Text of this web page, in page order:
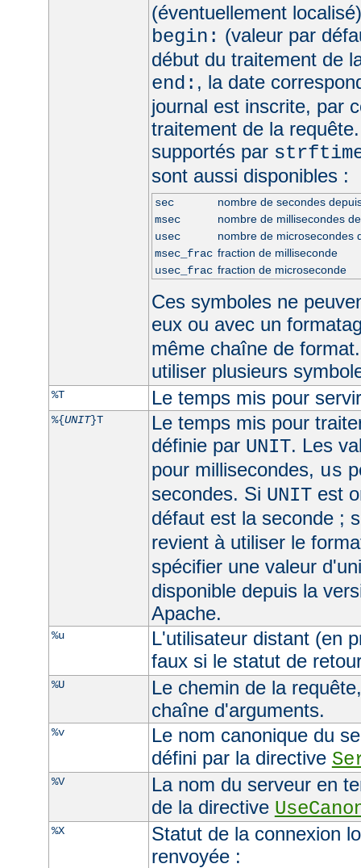
(éventuellement
begin: (valeur par
début du traitement de
end: , la date
journal est inscrite, par
traitement de la
supportés par
sont aussi disponibles :
sec
nombre de secondes
msec
nombre de millisecondes
usec
nombre de microsecondes
msec_frac fraction de milliseconde
usec_frac fraction de microseconde
Ces symboles ne
eux ou avec un
même chaîne de
utiliser plusieurs
%T Le temps mis pour
%{UNIT}T
Le temps mis pour
définie par UNIT. Les
pour millisecondes, us
secondes. Si UNITest
défaut est la seconde ;
revient à utiliser le
spécifier une valeur
disponible depuis la
Apache.
%u
L'utilisateur distant (en
faux si le statut de
%U
Le chemin de la
chaîne d'arguments.
%v
Le nom canonique du
défini par la directive
%V
La nom du serveur en
de la directive
%X
Statut de la connexion
renvoyée :